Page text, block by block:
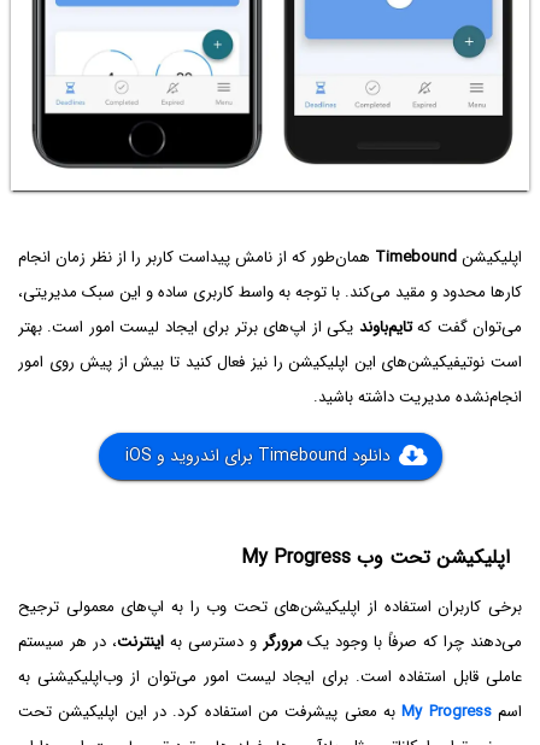
اپلیکیشنTimebound همان‌طور که از نامش پیداست کاربر را از نظر زمان انجام
کارها محدود و مقید می‌کند. با توجه به واسط کاربری ساده و این سبک مدیریتی،
می‌توان گفت کهتایم‌باوند یکی از اپ‌های برتر برای ایجاد لیست امور است. بهتر
است نوتیفیکیشن‌های این اپلیکیشن را نیز فعال کنید تا بیش از پیش روی امور
انجام‌نشده مدیریت داشته باشید.
دانلود Timebound برای اندروید و iOS
اپلیکیشن تحت وب My Progress
برخی کاربران استفاده از اپلیکیشن‌های تحت وب را به اپ‌های معمولی ترجیح
می‌دهند چرا که صرفاً با وجود یکمرورگر و دسترسی بهاینترنت، در هر سیستم
عاملی قابل استفاده است. برای ایجاد لیست امور می‌توان از وب‌اپلیکیشنی به
اسمMy Progressبه معنی پیشرفت من استفاده کرد. در این اپلیکیشن تحت